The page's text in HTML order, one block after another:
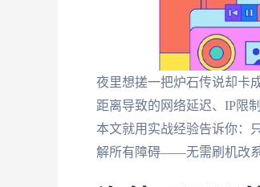
夜里想搓一把炉石传说却卡
距离导致的网络延迟、IP限
本文就用实战经验告诉你：
解所有障碍——无需刷机改系